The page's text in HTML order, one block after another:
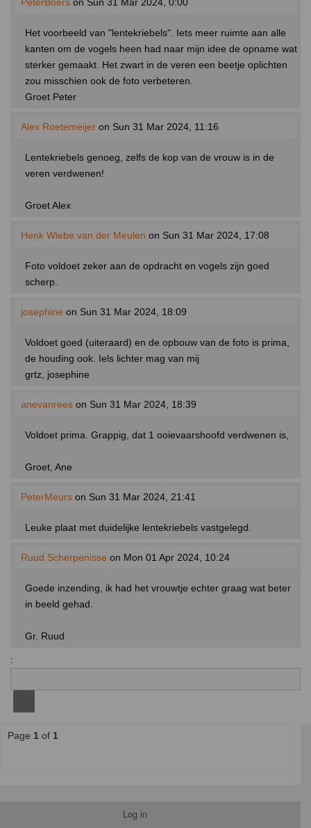
PeterBoers on Sun 31 Mar 2024, 0:00
Het voorbeeld van "lentekriebels". Iets meer ruimte aan alle
kanten om de vogels heen had naar mijn idee de opname wat
sterker gemaakt. Het zwart in de veren een beetje oplichten
zou misschien ook de foto verbeteren.
Groet Peter
Alex Roetemeijer on Sun 31 Mar 2024, 11:16
Lentekriebels genoeg, zelfs de kop van de vrouw is in de
veren verdwenen!
Groet Alex
Henk Wiebe van der Meulen on Sun 31 Mar 2024, 17:08
Foto voldoet zeker aan de opdracht en vogels zijn goed
scherp.
josephine on Sun 31 Mar 2024, 18:09
Voldoet goed (uiteraard) en de opbouw van de foto is prima,
de houding ook. Iels lichter mag van mij
grtz, josephine
anevanrees on Sun 31 Mar 2024, 18:39
Voldoet prima. Grappig, dat 1 ooievaarshoofd verdwenen is,
Groet, Ane
PeterMeurs on Sun 31 Mar 2024, 21:41
Leuke plaat met duidelijke lentekriebels vastgelegd.
Ruud Scherpenisse on Mon 01 Apr 2024, 10:24
Goede inzending, ik had het vrouwtje echter graag wat beter
in beeld gehad.
Gr. Ruud
:
Page 1 of 1
Log in